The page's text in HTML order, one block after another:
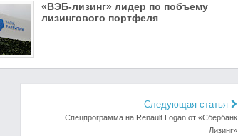
«ВЭБ-лизинг» лидер по побъему
лизингового портфеля
Следующая статья
Спецпрограмма на Renault Logan от «Сбербанк
Лизинг»